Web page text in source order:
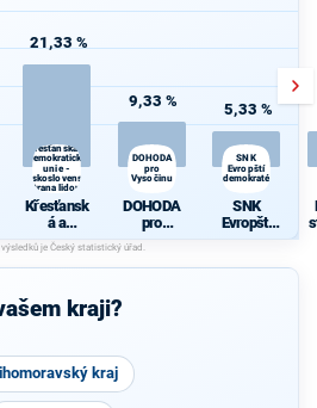
21,33 %
Křesťanská a
demokratická
unie -
Československá
strana lidová
Křesťansk
á a
demokrati
cká unie -
Českoslov
strana
9,33 %
DOHODA
pro
Vysočinu
DOHODA
pro
Vysočinu
5,33 %
SNK
Evropští
demokraté
SNK
Evropští
demokraté
kraji?
kraj